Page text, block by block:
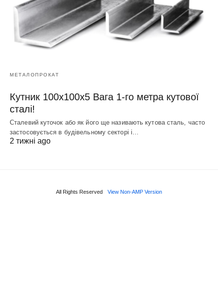
МЕТАЛОПРОКАТ
Кутник 100х100х5 Вага 1-го метра кутової
сталі!
Сталевий куточок або як його ще називають кутова сталь, часто
застосовується в будівельному секторі і…
2 тижні ago
All Rights Reserved View Non-AMP Version